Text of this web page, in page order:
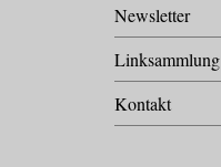
Newsletter
Linksammlung
Kontakt